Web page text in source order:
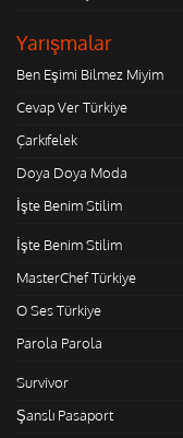
Yarışmalar
Ben Eşimi Bilmez Miyim
Cevap Ver Türkiye
Çarkıfelek
Doya Doya Moda
İşte Benim Stilim
İşte Benim Stilim
MasterChef Türkiye
O Ses Türkiye
Parola Parola
Survivor
Şanslı Pasaport